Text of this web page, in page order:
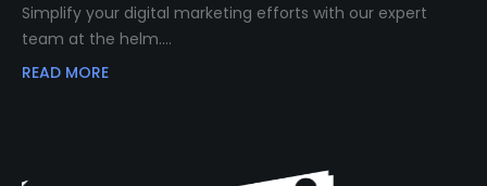
Simplify your digital marketing efforts with our expert
team at the helm.…
READ MORE